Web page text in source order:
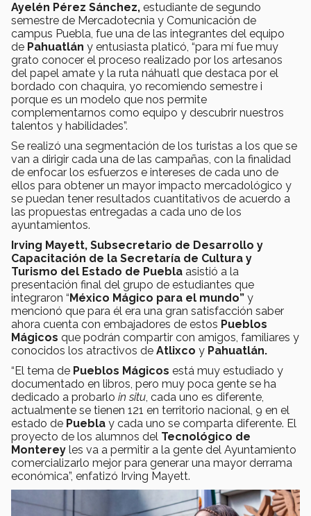
Ayelén Pérez Sánchez, estudiante de segundo
semestre de Mercadotecnia y Comunicación de
campus Puebla, fue una de las integrantes del equipo
de Pahuatlán y entusiasta platicó, “para mí fue muy
grato conocer el proceso realizado por los artesanos
del papel amate y la ruta náhuatl que destaca por el
bordado con chaquira, yo recomiendo semestre i
porque es un modelo que nos permite
complementarnos como equipo y descubrir nuestros
talentos y habilidades”.
Se realizó una segmentación de los turistas a los que se
van a dirigir cada una de las campañas, con la finalidad
de enfocar los esfuerzos e intereses de cada uno de
ellos para obtener un mayor impacto mercadológico y
se puedan tener resultados cuantitativos de acuerdo a
las propuestas entregadas a cada uno de los
ayuntamientos.
Irving Mayett, Subsecretario de Desarrollo y
Capacitación de la Secretaría de Cultura y
Turismo del Estado de Puebla asistió a la
presentación final del grupo de estudiantes que
integraron “México Mágico para el mundo” y
mencionó que para él era una gran satisfacción saber
ahora cuenta con embajadores de estos Pueblos
Mágicos que podrán compartir con amigos, familiares y
conocidos los atractivos de Atlixco y Pahuatlán.
“El tema de Pueblos Mágicos está muy estudiado y
documentado en libros, pero muy poca gente se ha
dedicado a probarlo in situ, cada uno es diferente,
actualmente se tienen 121 en territorio nacional, 9 en el
estado de Puebla y cada uno se comparta diferente. El
proyecto de los alumnos del Tecnológico de
Monterey les va a permitir a la gente del Ayuntamiento
comercializarlo mejor para generar una mayor derrama
económica”, enfatizó Irving Mayett.